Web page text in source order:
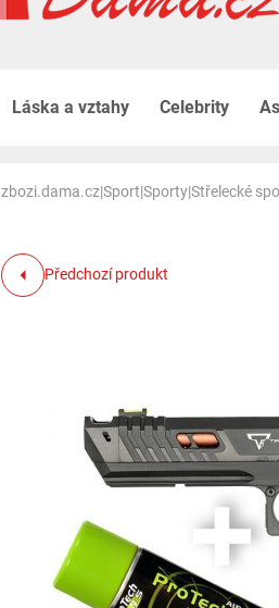
Láska a vztahy Celebrity
zbozi.dama.cz|Sport|Sporty|Střelecké
Předchozí produkt